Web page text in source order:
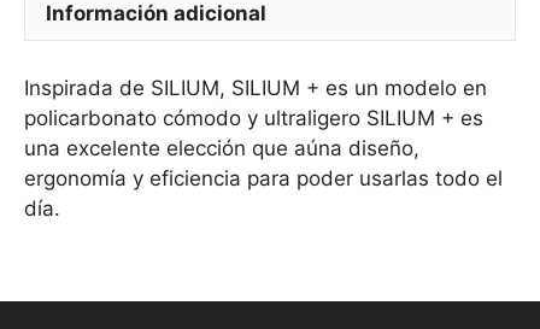
Información adicional
Inspirada de SILIUM, SILIUM + es un modelo en
policarbonato cómodo y ultraligero SILIUM + es
una excelente elección que aúna diseño,
ergonomía y eficiencia para poder usarlas todo el
día.